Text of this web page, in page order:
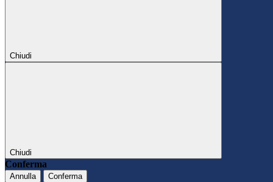
Chiudi
Chiudi
Conferma
Annulla Conferma